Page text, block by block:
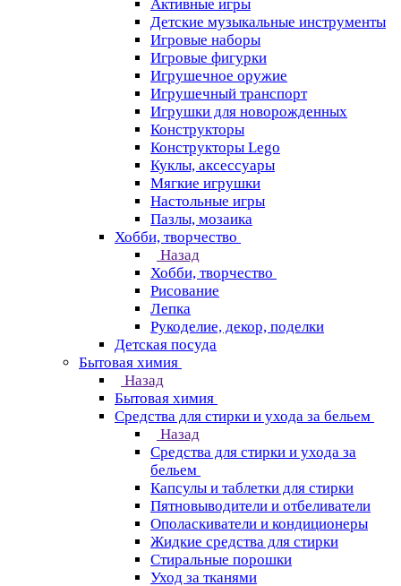
Активные игры
Детские музыкальные инструменты
Игровые наборы
Игровые фигурки
Игрушечное оружие
Игрушечный транспорт
Игрушки для новорожденных
Конструкторы
Конструкторы Lego
Куклы, аксессуары
Мягкие игрушки
Настольные игры
Пазлы, мозаика
Хобби, творчество
Назад
Хобби, творчество
Рисование
Лепка
Рукоделие, декор, поделки
Детская посуда
Бытовая химия
Назад
Бытовая химия
Средства для стирки и ухода за бельем
Назад
Средства для стирки и ухода за
бельем
Капсулы и таблетки для стирки
Пятновыводители и отбеливатели
Ополаскиватели и кондиционеры
Жидкие средства для стирки
Стиральные порошки
Уход за тканями